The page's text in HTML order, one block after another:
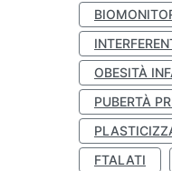
OBESITÀ
PUBERTÀ
FTALATI